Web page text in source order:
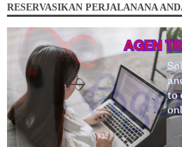
RESERVASIKAN PERJALANANA